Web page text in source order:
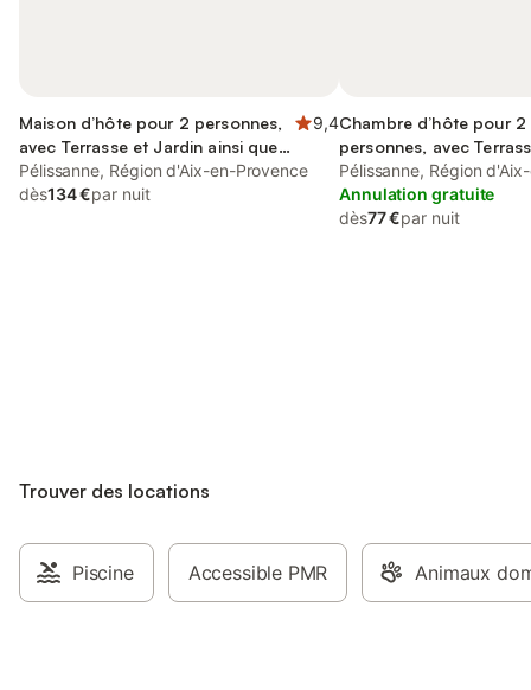
Maison d’hôte pour 2 personnes,
avec Terrasse et Jardin ainsi que
Piscine et Vue
9,4
Pélissanne, Région d'Aix-en-Provence
dès134 €par nuit
Chambre d’hôte pour 2
personnes, avec
Jardin et Vue
Pélissanne, Région
Annulation gratuite
dès77 €par nuit
Trouver des locations
Piscine Accessible PMR Animaux